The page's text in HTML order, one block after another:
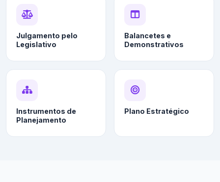
Julgamento pelo
Legislativo
Balancetes e
Demonstrativos
Instrumentos de
Planejamento
Plano Estratégico